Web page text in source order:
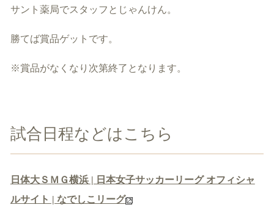
サント薬局でスタッフとじゃんけん。
勝てば賞品ゲットです。
※賞品がなくなり次第終了となります。
試合日程などはこちら
日体大ＳＭＧ横浜 | 日本女子サッカーリーグ オフィシャ
ルサイト | なでしこリーグ